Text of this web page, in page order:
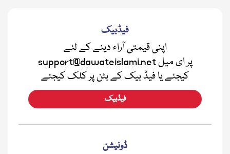
فیڈبیک
اپنی قیمتی آراء دینے کے لئے
support@dawateislami.net پر ای میل
کیجئے یا فیڈ بیک کے بٹن پر کلک کیجئے
فیڈبیک
ڈونیشن